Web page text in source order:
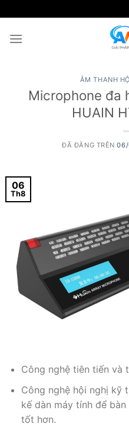
đến
nội
ÂM THANH
Microphone đa
HUAIN
ĐÃ ĐĂNG TRÊN
06
Th8
Công nghệ tiên tiến và
Công nghệ hội nghị kỹ
kế dàn máy tính để
tốt hơn.